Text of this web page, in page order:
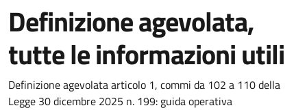
Definizione agevolata,
tutte le informazioni utili
Dettagli della notizia
Definizione agevolata articolo 1, commi da 102 a 110 della
Legge 30 dicembre 2025 n. 199: guida operativa